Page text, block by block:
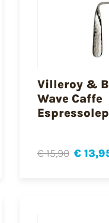
Villeroy &
Wave Caffe
€ 15,90 €